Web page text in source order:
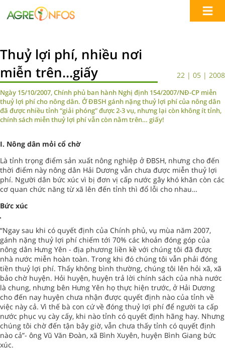
Thuỷ lợi phí, nhiều nơi
miễn trên…giấy
22 | 05 | 2008
Ngày 15/10/2007, Chính phủ ban hành Nghị định 154/2007/NĐ-CP miễn
thuỷ lợi phí cho nông dân. Ở ĐBSH gánh nặng thuỷ lợi phí của nông dân
đã được nhiều tỉnh “giải phóng” được 2-3 vụ, nhưng lại còn không ít tỉnh,
chính sách miễn thuỷ lợi phí vẫn còn nằm trên… giấy!
I. Nông dân mỏi cổ chờ
Là tỉnh trọng điểm sản xuất nông nghiệp ở ĐBSH, nhưng cho đến
thời điểm này nông dân Hải Dương vẫn chưa được miễn thuỷ lợi
phí. Người dân bức xúc vì bị đơn vị cấp nước gây khó khăn còn các
cơ quan chức năng từ xã lên đến tỉnh thì đổ lỗi cho nhau…
Bức xúc
“Ngay sau khi có quyết định của Chính phủ, vụ mùa năm 2007,
gánh nặng thuỷ lợi phí chiếm tới 70% các khoản đóng góp của
nông dân Hưng Yên - địa phương liền kề với chúng tôi đã được
nhà nước miễn hoàn toàn. Trong khi đó chúng tôi vẫn phải đóng
tiền thuỷ lợi phí. Thấy không bình thường, chúng tôi lên hỏi xã, xã
bảo chờ huyện. Hỏi huyện, huyện trả lời chính sách của nhà nước
là chung, nhưng bên Hưng Yên họ thực hiện trước, ở Hải Dương
cho đến nay huyện chưa nhận được quyết định nào của tỉnh về
việc này cả. Vì thế bà con cứ về đóng thuỷ lợi phí để người ta cấp
nước phục vụ cày cấy, khi nào tỉnh có quyết định hãng hay. Nhưng
chúng tôi chờ đến tận bây giờ, vẫn chưa thấy tỉnh có quyết định
nào cả”- ông Vũ Văn Đoàn, xã Bình Xuyên, huyện Bình Giang bức
xúc.